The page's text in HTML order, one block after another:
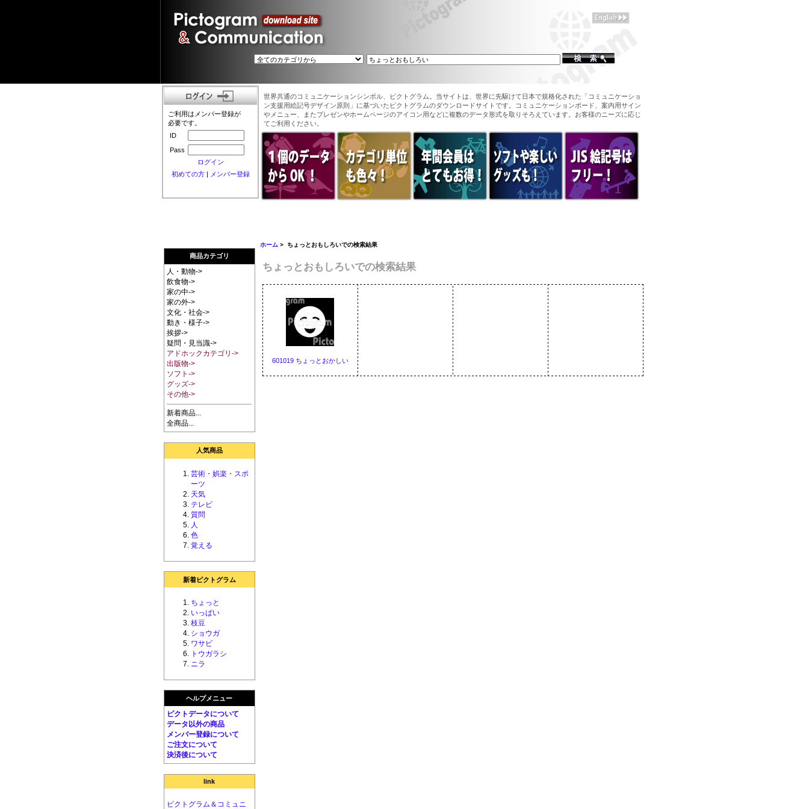
ご利用はメンバー登録が
必要です。
ID
Pass
ログイン
初めての方| メンバー登録
世界共通のコミュニケーションシンボル、ピクトグラム。当サイトは、世界に先駆けて日本で規格化された「コミュニケーショ
ン支援用絵記号デザイン原則」に基づいたピクトグラムのダウンロードサイトです。コミュニケーションボード、案内用サイン
やメニュー、またプレゼンやホームページのアイコン用などに複数のデータ形式を取りそろえています。お客様のニーズに応じ
てご利用ください。
商品カテゴリ
人・動物->
飲食物->
家の中->
家の外->
文化・社会->
動き・様子->
挨拶->
疑問・見当識->
アドホックカテゴリ->
出版物->
ソフト->
グッズ->
その他->
新着商品...
全商品...
人気商品
芸術・娯楽・スポ
ーツ
天気
テレビ
質問
人
色
覚える
新着ピクトグラム
ちょっと
いっぱい
枝豆
ショウガ
ワサビ
トウガラシ
ニラ
ヘルプメニュー
ピクトデータについて
データ以外の商品
メンバー登録について
ご注文について
決済後について
link
ピクトグラム＆コミュニ
ホーム > ちょっとおもしろいでの検索結果
ちょっとおもしろいでの検索結果
601019 ちょっとおかしい